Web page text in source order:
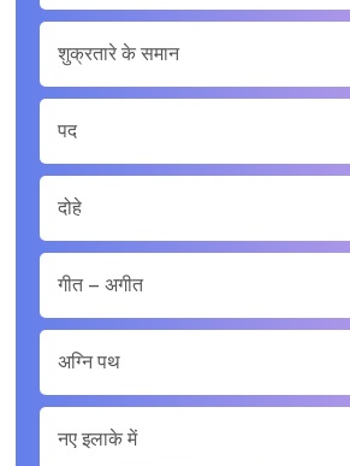
शुक्रतारे के समान
पद
दोहे
गीत – अगीत
अग्नि पथ
नए इलाके में